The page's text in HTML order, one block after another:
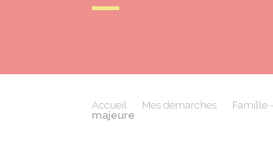
Accueil Mes démarches Famille
majeure